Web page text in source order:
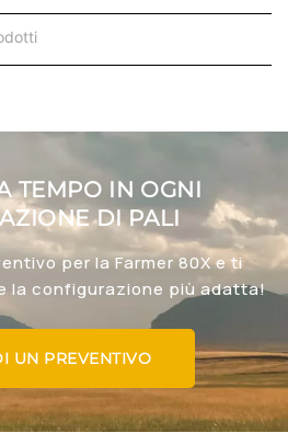
TEMPO IN OGNI
DI PALI
per la Farmer 80X e ti
la configurazione più adatta!
UN PREVENTIVO